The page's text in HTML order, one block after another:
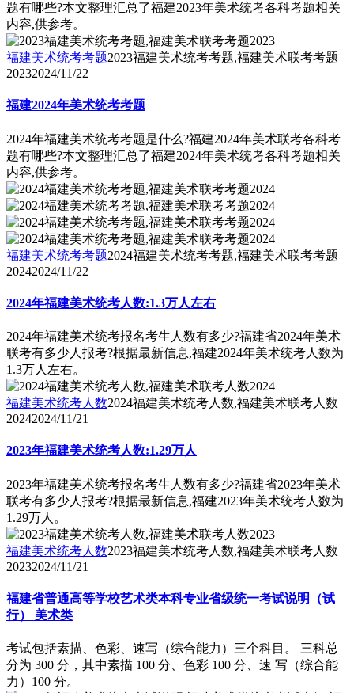
题有哪些?本文整理汇总了福建2023年美术统考各科考题相关
内容,供参考。
福建美术统考考题2023福建美术统考考题,福建美术联考考题
20232024/11/22
福建2024年美术统考考题
2024年福建美术统考考题是什么?福建2024年美术联考各科考
题有哪些?本文整理汇总了福建2024年美术统考各科考题相关
内容,供参考。
福建美术统考考题2024福建美术统考考题,福建美术联考考题
20242024/11/22
2024年福建美术统考人数:1.3万人左右
2024年福建美术统考报名考生人数有多少?福建省2024年美术
联考有多少人报考?根据最新信息,福建2024年美术统考人数为
1.3万人左右。
福建美术统考人数2024福建美术统考人数,福建美术联考人数
20242024/11/21
2023年福建美术统考人数:1.29万人
2023年福建美术统考报名考生人数有多少?福建省2023年美术
联考有多少人报考?根据最新信息,福建2023年美术统考人数为
1.29万人。
福建美术统考人数2023福建美术统考人数,福建美术联考人数
20232024/11/21
福建省普通高等学校艺术类本科专业省级统一考试说明（试
行） 美术类
考试包括素描、色彩、速写（综合能力）三个科目。 三科总
分为 300 分，其中素描 100 分、色彩 100 分、速 写（综合能
力）100 分。